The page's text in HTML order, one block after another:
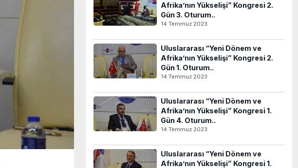
Afrika’nın Yükselişi” Kongresi 2.
Gün 3. Oturum..
14 Temmuz 2023
Uluslararası “Yeni Dönem ve
Afrika’nın Yükselişi” Kongresi 2.
Gün 1. Oturum..
14 Temmuz 2023
Uluslararası “Yeni Dönem ve
Afrika’nın Yükselişi” Kongresi 1.
Gün 4. Oturum..
14 Temmuz 2023
Uluslararası “Yeni Dönem ve
Afrika’nın Yükselişi” Kongresi 1.